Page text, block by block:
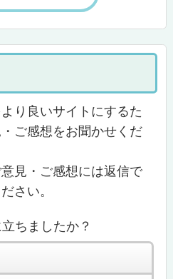
り良いサイトにするた
ご感想をお聞かせくだ
見・ご感想には返信で
さい。
ちましたか？